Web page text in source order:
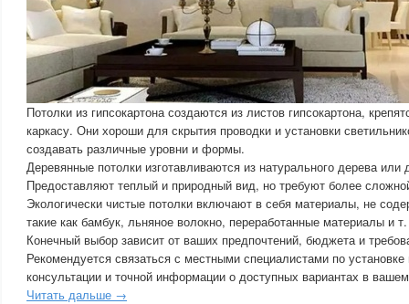
Потолки из гипсокартона создаются из листов гипсокартона,
каркасу. Они хороши для скрытия проводки и установки
создавать различные уровни и формы.
Деревянные потолки изготавливаются из натурального дерева
Предоставляют теплый и природный вид, но требуют более
Экологически чистые потолки включают в себя материалы, не
такие как бамбук, льняное волокно, переработанные материалы и
Конечный выбор зависит от ваших предпочтений, бюджета и
Рекомендуется связаться с местными специалистами по
консультации и точной информации о доступных вариантах в
Читать дальше →